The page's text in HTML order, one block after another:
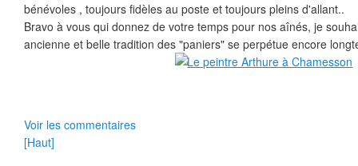
bénévoles , toujours fidèles au poste et toujours pleins d'allant..
Bravo à vous qui donnez de votre temps pour nos aînés, je
ancienne et belle tradition des "paniers" se perpétue encore
Voir les commentaires
[Haut]